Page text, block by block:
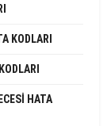
KODLARI
HATA